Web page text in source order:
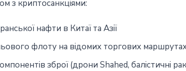
з криптосанкціями:
нафти в Китаї та Азії
флоту на відомих торгових
зброї (дрони Shahed, балістичні